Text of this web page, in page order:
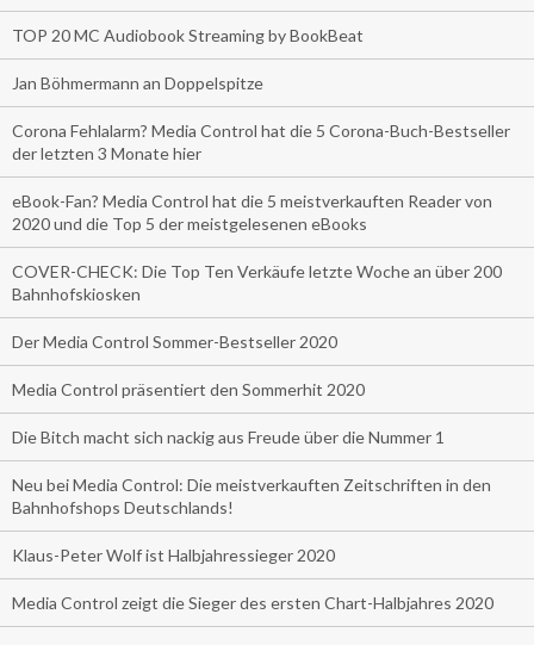
TOP 20 MC Audiobook Streaming by BookBeat
Jan Böhmermann an Doppelspitze
Corona Fehlalarm? Media Control hat die 5 Corona-Buch-Bestseller
der letzten 3 Monate hier
eBook-Fan? Media Control hat die 5 meistverkauften Reader von
2020 und die Top 5 der meistgelesenen eBooks
COVER-CHECK: Die Top Ten Verkäufe letzte Woche an über 200
Bahnhofskiosken
Der Media Control Sommer-Bestseller 2020
Media Control präsentiert den Sommerhit 2020
Die Bitch macht sich nackig aus Freude über die Nummer 1
Neu bei Media Control: Die meistverkauften Zeitschriften in den
Bahnhofshops Deutschlands!
Klaus-Peter Wolf ist Halbjahressieger 2020
Media Control zeigt die Sieger des ersten Chart-Halbjahres 2020